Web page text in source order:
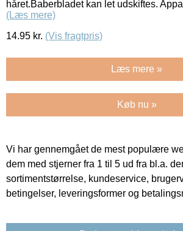
håret.Baberbladet kan let udskiftes.
(Læs mere)
14.95 kr. (Vis fragtpris)
Læs mere »
Køb nu »
Vi har gennemgået de mest populære
dem med stjerner fra 1 til 5 ud fra bl.a.
sortimentstørrelse, kundeservice,
betingelser, leveringsformer og